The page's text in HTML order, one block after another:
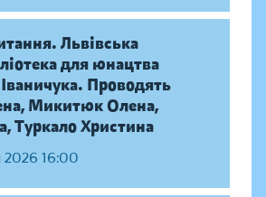
Львівська
для юнацтва
Проводять
Микитюк Олена,
Туркало Христина
2026 16:00